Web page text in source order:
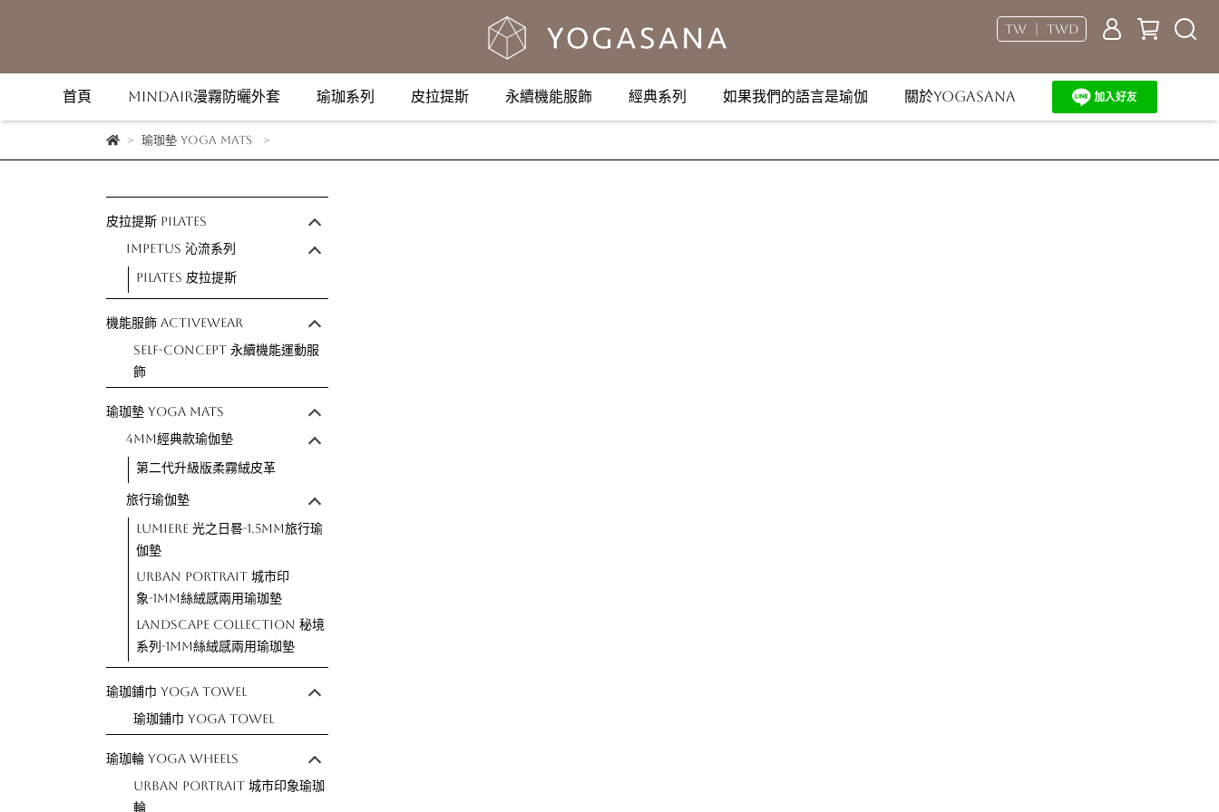
TW ｜ TWD
首頁 MindAir漫霧防曬外套 瑜珈系列 皮拉提斯 永續機能服飾 經典系列 如果我們的語言是瑜伽 關於YOGASANA
瑜珈墊 Yoga Mats
皮拉提斯 Pilates
IMPETUS 沁流系列
Pilates 皮拉提斯
機能服飾 Activewear
Self-Concept 永續機能運動服
飾
瑜珈墊 Yoga Mats
4mm經典款瑜伽墊
第二代升級版柔霧絨皮革
旅行瑜伽墊
Lumiere 光之日晷-1.5mm旅行瑜
伽墊
Urban Portrait 城市印
象-1mm絲絨感兩用瑜珈墊
Landscape Collection 秘境
系列-1mm絲絨感兩用瑜珈墊
瑜珈鋪巾 Yoga Towel
瑜珈鋪巾 Yoga Towel
瑜珈輪 Yoga Wheels
Urban Portrait 城市印象瑜珈
輪